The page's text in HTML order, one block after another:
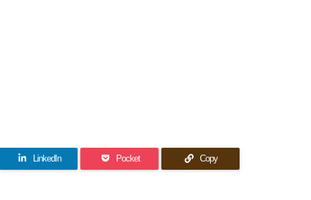
LinkedIn Pocket Copy